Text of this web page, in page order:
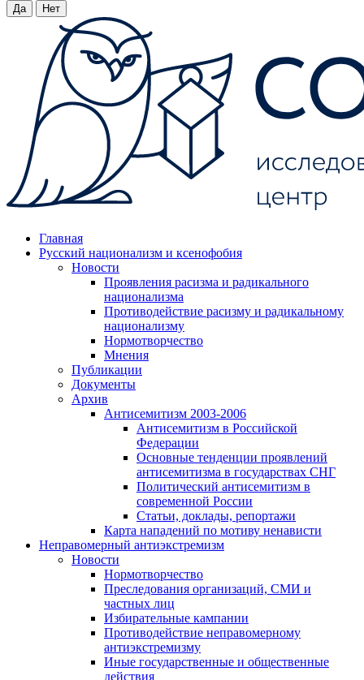
Да Нет
Главная
Русский национализм и ксенофобия
Новости
Проявления расизма и радикального
национализма
Противодействие расизму и радикальному
национализму
Нормотворчество
Мнения
Публикации
Документы
Архив
Антисемитизм 2003-2006
Антисемитизм в Российской
Федерации
Основные тенденции проявлений
антисемитизма в государствах СНГ
Политический антисемитизм в
современной России
Статьи, доклады, репортажи
Карта нападений по мотиву ненависти
Неправомерный антиэкстремизм
Новости
Нормотворчество
Преследования организаций, СМИ и
частных лиц
Избирательные кампании
Противодействие неправомерному
антиэкстремизму
Иные государственные и общественные
действия